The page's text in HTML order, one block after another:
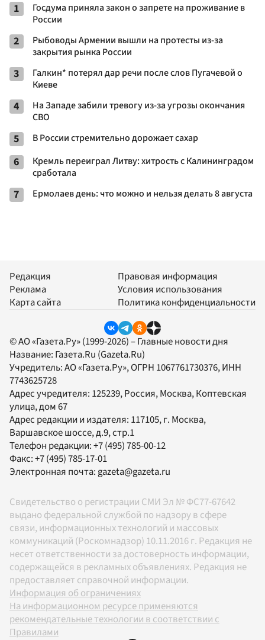
1
Госдума приняла закон о запрете на проживание в
России
2
Рыбоводы Армении вышли на протесты из-за
закрытия рынка России
3
Галкин* потерял дар речи после слов Пугачевой о
Киеве
4
На Западе забили тревогу из-за угрозы окончания
СВО
5 В России стремительно дорожает сахар
6
Кремль переиграл Литву: хитрость с Калининградом
сработала
7 Ермолаев день: что можно и нельзя делать 8 августа
Редакция
Реклама
Карта сайта
Правовая информация
Условия использования
Политика конфиденциальности
© АО «Газета.Ру» (1999-2026) – Главные новости дня
Название: Газета.Ru (Gazeta.Ru)
Учредитель:АО «Газета.Ру», ОГРН 1067761730376, ИНН
7743625728
Адрес учредителя: 125239, Россия, Москва, Коптевская
улица, дом 67
Адрес редакции и издателя: 117105, г. Москва,
Варшавское шоссе, д.9, стр.1
Телефон редакции:+7 (495) 785-00-12
Факс:+7 (495) 785-17-01
Электронная почта: gazeta@gazeta.ru
Свидетельство о регистрации СМИ Эл № ФС77-67642
выдано федеральной службой по надзору в сфере
связи, информационных технологий и массовых
коммуникаций (Роскомнадзор) 10.11.2016 г. Редакция не
несет ответственности за достоверность информации,
содержащейся в рекламных объявлениях. Редакция не
предоставляет справочной информации.
Информация об ограничениях
На информационном ресурсе применяются
рекомендательные технологии в соответствии с
Правилами